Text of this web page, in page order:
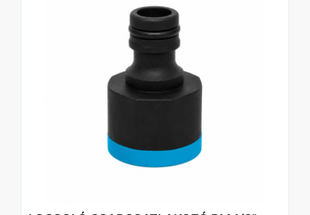
• Kerti öntözőrendszerek
• Locsolótömlők csatlakoztatása
• Gyep- és növényöntözés
• Háztartási vízrendszerek
• Hobbi és professzionális kertészeti felhasználás
Csatlakozás: Menetes / gyorscsatlakozó
Felhasználás: Kerti öntözés